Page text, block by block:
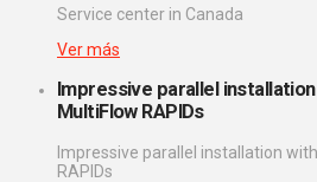
Service center in Canada
Ver más
Impressive parallel
MultiFlow RAPIDs
Impressive parallel installation
RAPIDs